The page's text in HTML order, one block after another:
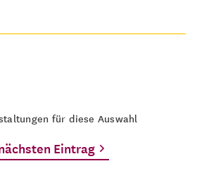
für diese Auswahl
Eintrag